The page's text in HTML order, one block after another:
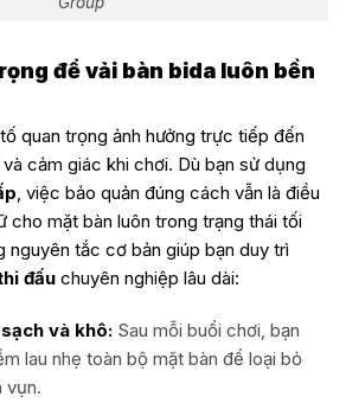
để vải bàn bida luôn bền
quan trọng ảnh hưởng trực tiếp đến
cảm giác khi chơi. Dù bạn sử dụng
, việc bảo quản đúng cách vẫn là điều
cho mặt bàn luôn trong trạng thái tối
nguyên tắc cơ bản giúp bạn duy trì
đấu chuyên nghiệp lâu dài:
và khô: Sau mỗi buổi chơi, bạn
lau nhẹ toàn bộ mặt bàn để loại bỏ
vụn.